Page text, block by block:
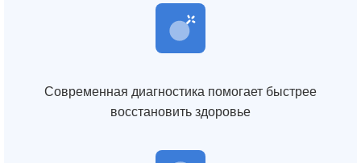
Современная диагностика помогает быстрее
восстановить здоровье